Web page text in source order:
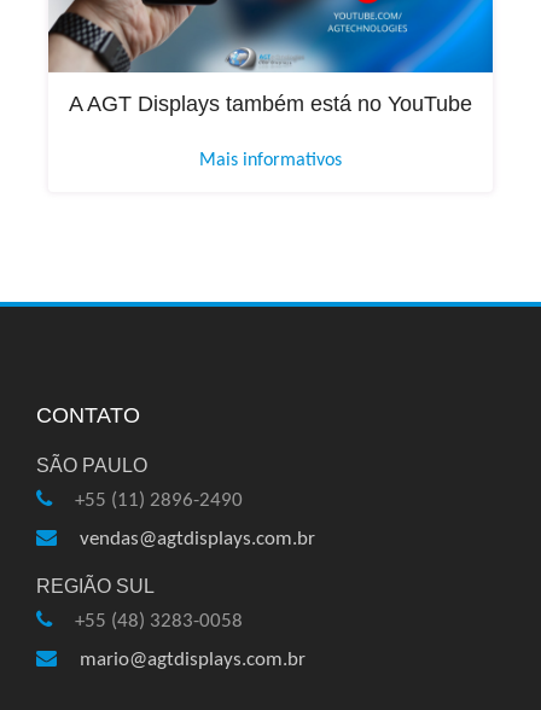
A AGT Displays também está no YouTube
Mais informativos
CONTATO
SÃO PAULO
+55 (11) 2896-2490
vendas@agtdisplays.com.br
REGIÃO SUL
+55 (48) 3283-0058
mario@agtdisplays.com.br